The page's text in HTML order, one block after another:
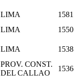
LIMA
LIMA
LIMA
PROV. CONST.
DEL CALLAO